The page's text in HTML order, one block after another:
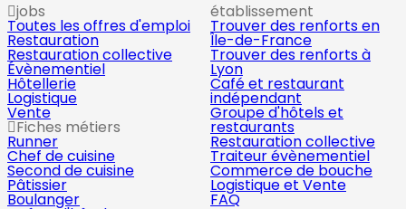
jobs
Toutes les offres d'emploi
Restauration
Restauration collective
Évènementiel
Hôtellerie
Logistique
Vente
Fiches métiers
Runner
Chef de cuisine
Second de cuisine
Pâtissier
Boulanger
établissement
Trouver des renforts en
Île-de-France
Trouver des renforts à
Lyon
Café et restaurant
indépendant
Groupe d'hôtels et
restaurants
Restauration collective
Traiteur évènementiel
Commerce de bouche
Logistique et Vente
FAQ